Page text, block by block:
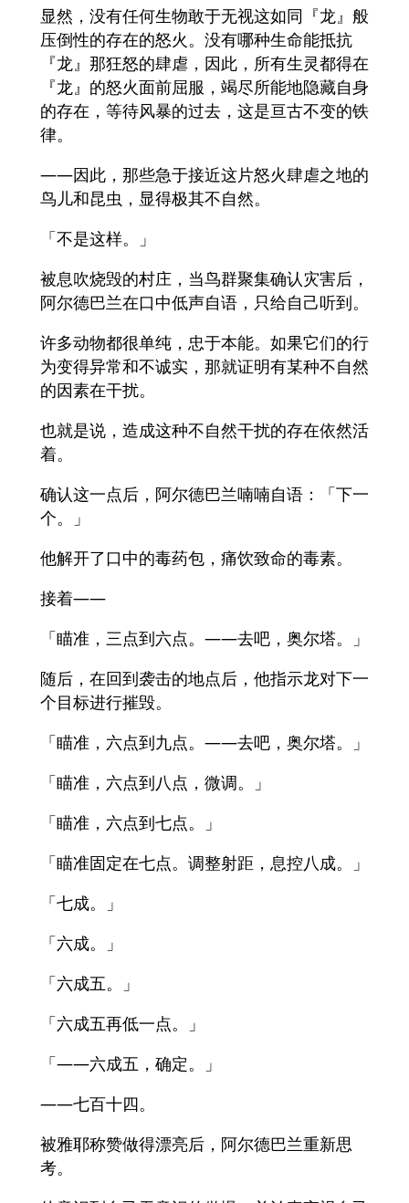
显然，没有任何生物敢于无视这如同『龙』般
压倒性的存在的怒火。没有哪种生命能抵抗
『龙』那狂怒的肆虐，因此，所有生灵都得在
『龙』的怒火面前屈服，竭尽所能地隐藏自身
的存在，等待风暴的过去，这是亘古不变的铁
律。
——因此，那些急于接近这片怒火肆虐之地的
鸟儿和昆虫，显得极其不自然。
「不是这样。」
被息吹烧毁的村庄，当鸟群聚集确认灾害后，
阿尔德巴兰在口中低声自语，只给自己听到。
许多动物都很单纯，忠于本能。如果它们的行
为变得异常和不诚实，那就证明有某种不自然
的因素在干扰。
也就是说，造成这种不自然干扰的存在依然活
着。
确认这一点后，阿尔德巴兰喃喃自语：「下一
个。」
他解开了口中的毒药包，痛饮致命的毒素。
接着——
「瞄准，三点到六点。——去吧，奥尔塔。」
随后，在回到袭击的地点后，他指示龙对下一
个目标进行摧毁。
「瞄准，六点到九点。——去吧，奥尔塔。」
「瞄准，六点到八点，微调。」
「瞄准，六点到七点。」
「瞄准固定在七点。调整射距，息控八成。」
「七成。」
「六成。」
「六成五。」
「六成五再低一点。」
「——六成五，确定。」
——七百十四。
被雅耶称赞做得漂亮后，阿尔德巴兰重新思
考。